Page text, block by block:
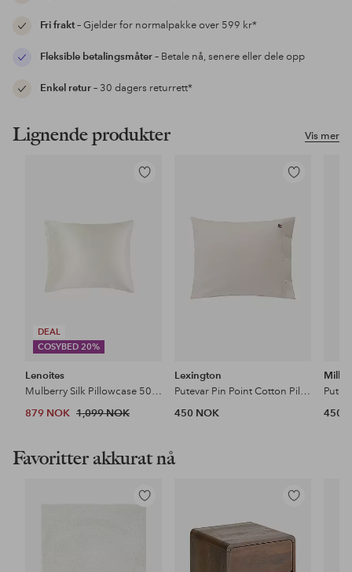
Fri frakt– Gjelder for normalpakke over 599 kr*
Fleksible betalingsmåter– Betale nå, senere eller dele opp
Enkel retur– 30 dagers returrett*
Vis mer
Lignende produkter
DEAL
COSYBED 20%
Legg
Lenoites
Mulberry Silk Pillowcase 50X60 Cm
879 NOK 1,099 NOK
Legg
Lexington
Putevar Pin Point Cotton Pillowcase
450 NOK
Mille
450
Favoritter akkurat nå
Legg
Legg
favoritter